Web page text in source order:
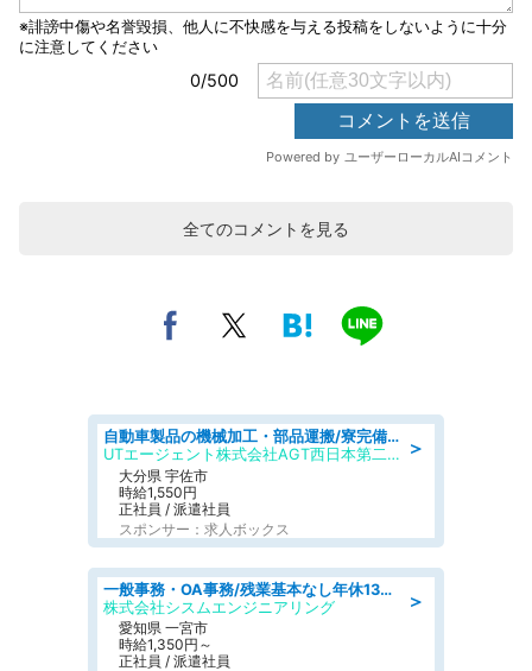
全てのコメントを見る
＞
自動車製品の機械加工・部品運搬/寮完備/日払い/工場・製造
UTエージェント株式会社AGT西日本第二CU
大分県 宇佐市
時給1,550円
正社員 / 派遣社員
スポンサー：求人ボックス
＞
一般事務・OA事務/残業基本なし年休130日社保完備の一般・調達事務
株式会社シスムエンジニアリング
愛知県 一宮市
時給1,350円～
正社員 / 派遣社員